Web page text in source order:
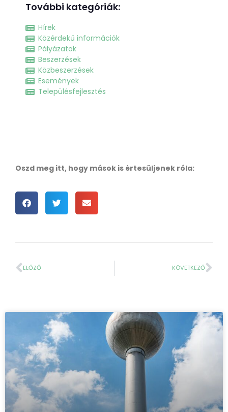
További kategóriák:
Hírek
Közérdekű információk
Pályázatok
Beszerzések
Közbeszerzések
Események
Településfejlesztés
Oszd meg itt, hogy mások is értesüljenek róla:
ELŐZŐ KÖVETKEZŐ